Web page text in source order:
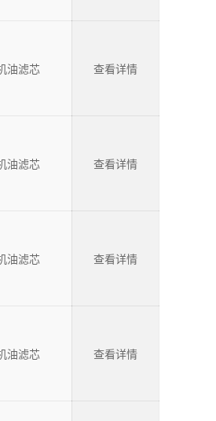
油滤芯 查看详情
油滤芯 查看详情
油滤芯 查看详情
油滤芯 查看详情